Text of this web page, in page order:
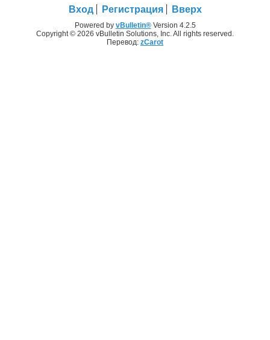
Вход Регистрация Вверх
Powered by vBulletin®Version 4.2.5
Copyright © 2026 vBulletin Solutions, Inc. All rights reserved.
Перевод: zCarot